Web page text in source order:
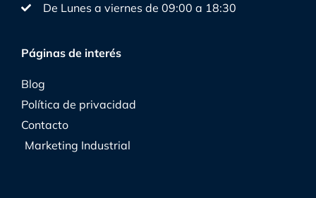
Páginas de interés
Blog
Política de privacidad
Contacto
Marketing Industrial
De Lunes a viernes de 09:00 a 18:30